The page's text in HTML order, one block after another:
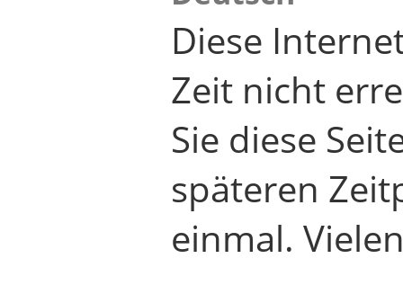
Diese
Zeit nicht
Sie diese
späteren
einmal.